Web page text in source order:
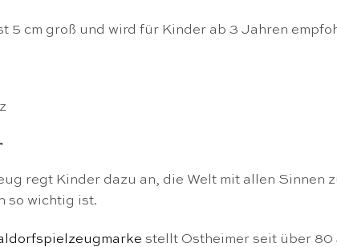
5 cm groß und wird für Kinder ab 3 Jahren
regt Kinder dazu an, die Welt mit allen Sinnen
so wichtig ist.
stellt Ostheimer seit über